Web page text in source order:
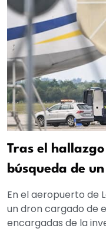
Tras el
búsqueda de
En el aeropuerto de
un dron cargado de
encargadas de la